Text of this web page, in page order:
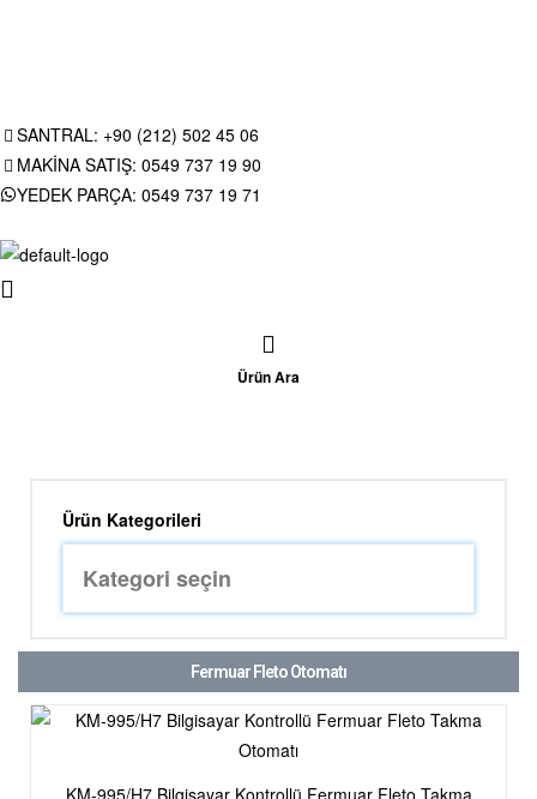
SANTRAL: +90 (212) 502 45 06
MAKİNA SATIŞ: 0549 737 19 90
YEDEK PARÇA: 0549 737 19 71
Ürün Ara
Ürün Kategorileri
Fermuar Fleto Otomatı